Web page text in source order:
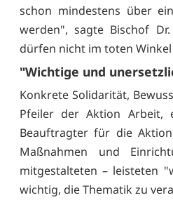
schon mindestens über
werden", sagte Bischof
dürfen nicht im toten
"Wichtige und
Konkrete Solidarität,
Pfeiler der Aktion Arbeit,
Beauftragter für die
Maßnahmen und
mitgestalteten – leisteten
wichtig, die Thematik zu